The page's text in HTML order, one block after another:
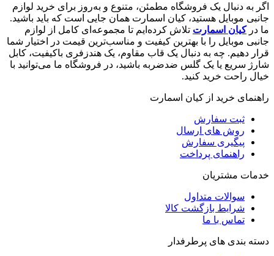
اگر به دنبال یک فروشگاه مطمئن، متنوع و به‌روز برای خرید لوازم
جانبی موبایل هستید، کیان اسمارت همان جایی است که باید باشید.
ما درکیان اسمارت تلاش کرده‌ایم تا مجموعه‌ای کامل از لوازم
جانبی موبایل را با بهترین کیفیت و مناسب‌ترین قیمت در اختیار شما
قرار دهیم. چه به دنبال یک قاب مقاوم، یک هندزفری باکیفیت، کابل
شارژ سریع یا یک گلس ضدضربه باشید، در فروشگاه ما می‌توانید با
خیال راحت خرید کنید.
راهنمای خرید از کیان اسمارت
ثبت سفارش
روش‌ های ارسال
پیگیری سفارش
راهنمای پرداخت
خدمات مشتریان
سوالات متداول
شرایط بازگشت کالا
تماس با ما
دسته بندی های پرطرفدار